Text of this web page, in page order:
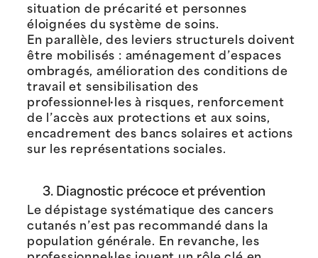
situation de précarité et personnes
éloignées du système de soins.
En parallèle, des leviers structurels doivent
être mobilisés : aménagement d’espaces
ombragés, amélioration des conditions de
travail et sensibilisation des
professionnel·les à risques, renforcement
de l’accès aux protections et aux soins,
encadrement des bancs solaires et actions
sur les représentations sociales.
3. Diagnostic précoce et prévention
Le dépistage systématique des cancers
cutanés n’est pas recommandé dans la
population générale. En revanche, les